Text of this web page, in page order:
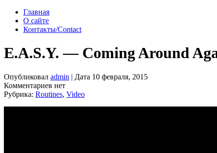
Главная
О сайте
Контакты/Contact
E.A.S.Y. — Coming Around
Опубликовал admin | Дата 10 февраля, 2015
Комментариев нет
Рубрика: Routines, Video